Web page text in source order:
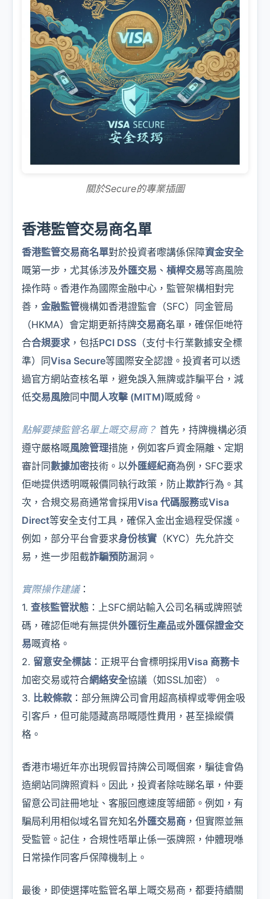
關於Secure的專業插圖
香港監管交易商名單
香港監管交易商名單對於投資者嚟講係保障資金安全
嘅第一步，尤其係涉及外匯交易 、 槓桿交易等高風險
操作時。香港作為國際金融中心，監管架構相對完
善， 金融監管機構如香港證監會（SFC）同金管局
（HKMA）會定期更新持牌交易商名單，確保佢哋符
合合規要求 ，包括PCI DSS （支付卡行業數據安全標
準）同Visa Secure等國際安全認證。投資者可以透
過官方網站查核名單，避免誤入無牌或詐騙平台，減
低交易風險同中間人攻擊 (MITM)嘅威脅。
點解要揀監管名單上嘅交易商？ 首先，持牌機構必須
遵守嚴格嘅風險管理措施，例如客戶資金隔離、定期
審計同數據加密技術。以外匯經紀商為例，SFC要求
佢哋提供透明嘅報價同執行政策，防止欺詐行為。其
次，合規交易商通常會採用Visa 代碼服務或Visa
Direct等安全支付工具，確保入金出金過程受保護。
例如，部分平台會要求身份核實 （KYC）先允許交
易，進一步阻截詐騙預防漏洞。
實際操作建議：
1. 查核監管狀態 ：上SFC網站輸入公司名稱或牌照號
碼，確認佢哋有無提供外匯衍生產品或外匯保證金交
易嘅資格。
2. 留意安全標誌 ：正規平台會標明採用Visa 商務卡
加密交易或符合網絡安全協議（如SSL加密）。
3. 比較條款 ：部分無牌公司會用超高槓桿或零佣金吸
引客戶，但可能隱藏高昂嘅隱性費用，甚至操縱價
格。
香港市場近年亦出現假冒持牌公司嘅個案，騙徒會偽
造網站同牌照資料。因此，投資者除咗睇名單，仲要
留意公司註冊地址、客服回應速度等細節。例如，有
騙局利用相似域名冒充知名外匯交易商 ，但實際並無
受監管。記住，合規性唔單止係一張牌照，仲體現喺
日常操作同客戶保障機制上。
最後，即使選擇咗監管名單上嘅交易商，都要持續關